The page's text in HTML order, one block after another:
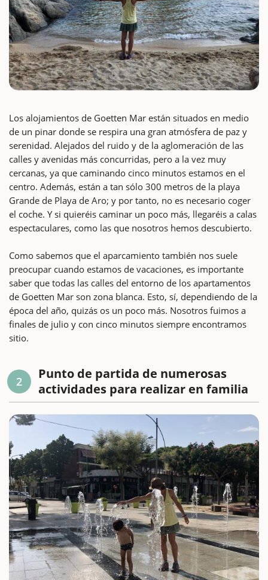
Los alojamientos de Goetten Mar están situados en medio
de un pinar donde se respira una gran atmósfera de paz y
serenidad. Alejados del ruido y de la aglomeración de las
calles y avenidas más concurridas, pero a la vez muy
cercanas, ya que caminando cinco minutos estamos en el
centro. Además, están a tan sólo 300 metros de la playa
Grande de Playa de Aro; y por tanto, no es necesario coger
el coche. Y si quieréis caminar un poco más, llegaréis a calas
espectaculares, como las que nosotros hemos descubierto.
Como sabemos que el aparcamiento también nos suele
preocupar cuando estamos de vacaciones, es importante
saber que todas las calles del entorno de los apartamentos
de Goetten Mar son zona blanca. Esto, sí, dependiendo de la
época del año, quizás os un poco más. Nosotros fuimos a
finales de julio y con cinco minutos siempre encontramos
sitio.
2
Punto de partida de numerosas
actividades para realizar en familia